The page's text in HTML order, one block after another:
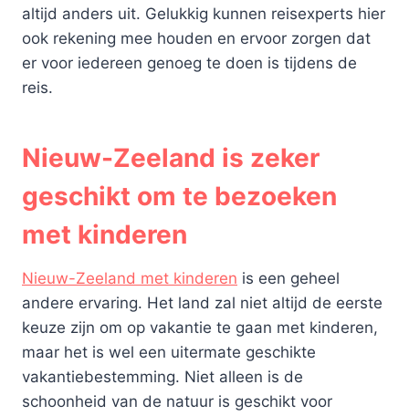
altijd anders uit. Gelukkig kunnen reisexperts hier
ook rekening mee houden en ervoor zorgen dat
er voor iedereen genoeg te doen is tijdens de
reis.
Nieuw-Zeeland is zeker
geschikt om te bezoeken
met kinderen
Nieuw-Zeeland met kinderen is een geheel
andere ervaring. Het land zal niet altijd de eerste
keuze zijn om op vakantie te gaan met kinderen,
maar het is wel een uitermate geschikte
vakantiebestemming. Niet alleen is de
schoonheid van de natuur is geschikt voor